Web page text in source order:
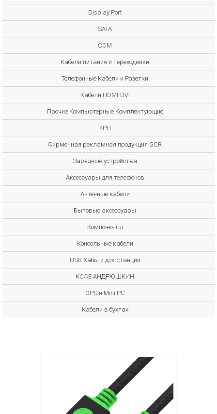
Display Port
SATA
COM
Кабели питания и переходники
Телефонные Кабели и Розетки
Кабели HDMI-DVI
Прочие Компьютерные Комплектующие
4PH
Фирменная рекламная продукция GCR
Зарядные устройства
Аксессуары для телефонов
Антенные кабели
Бытовые аксессуары
Компоненты
Консольные кабели
USB Хабы и док-станции
КОФЕ АНДРЮШКИН
OPS и Mini PC
Кабели в бухтах